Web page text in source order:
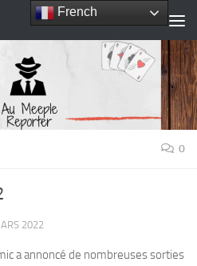
0
2022
a annoncé de nombreuses sorties
French